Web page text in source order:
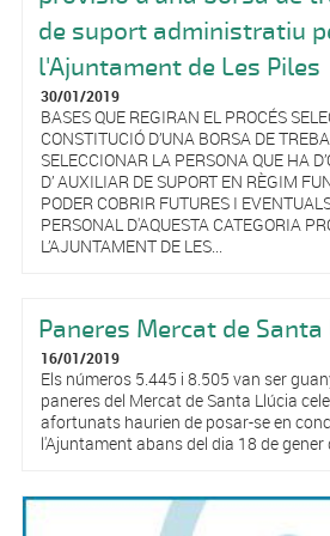
de suport administratiu
l'Ajuntament de Les Piles
30/01/2019
BASES QUE REGIRAN EL PROCÉS
CONSTITUCIÓ D’UNA BORSA DE
SELECCIONAR LA PERSONA QUE HA
D’ AUXILIAR DE SUPORT EN RÈGIM
PODER COBRIR FUTURES I
PERSONAL D'AQUESTA CATEGORIA
L’AJUNTAMENT DE LES...
Paneres Mercat de Santa
16/01/2019
Els números 5.445 i 8.505 van ser
paneres del Mercat de Santa Llúcia
afortunats haurien de posar-se en
l'Ajuntament abans del dia 18 de gener